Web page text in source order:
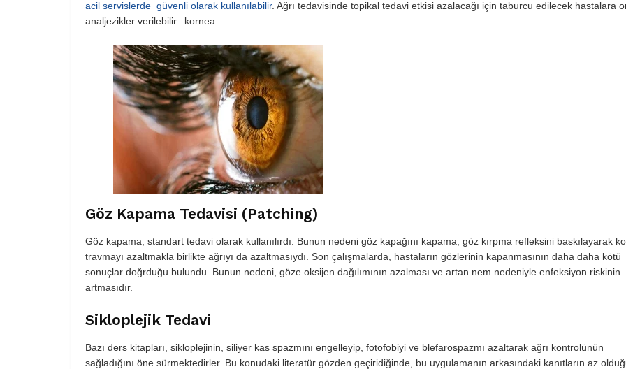
acil servislerde güvenli olarak kullanılabilir. Ağrı tedavisinde topikal tedavi etkisi azalacağı için taburcu edilecek hastalara
analjezikler verilebilir. kornea
Göz Kapama Tedavisi (Patching)
Göz kapama, standart tedavi olarak kullanılırdı. Bunun nedeni göz kapağını kapama, göz kırpma refleksini baskılayarak
travmayı azaltmakla birlikte ağrıyı da azaltmasıydı. Son çalışmalarda, hastaların gözlerinin kapanmasının daha daha kötü
sonuçlar doğrduğu bulundu. Bunun nedeni, göze oksijen dağılımının azalması ve artan nem nedeniyle enfeksiyon riskinin
artmasıdır.
Sikloplejik Tedavi
Bazı ders kitapları, sikloplejinin, siliyer kas spazmını engelleyip, fotofobiyi ve blefarospazmı azaltarak ağrı kontrolünün
sağladığını öne sürmektedirler. Bu konudaki literatür gözden geçiridiğinde, bu uygulamanın arkasındaki kanıtların az